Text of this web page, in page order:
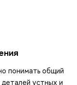
понимать общий
устных и